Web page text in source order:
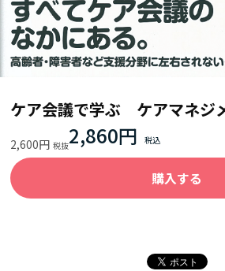
ケア会議で学ぶ ケアマネジ
2,600円 2,860円
購入する